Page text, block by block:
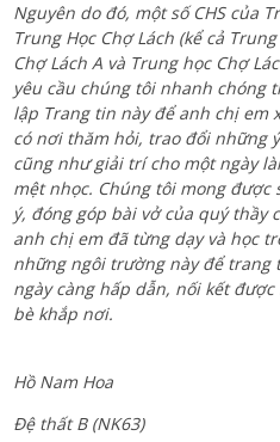
Nguyên do đó, một số CHS của
Trung Học Chợ Lách (kể cả
Chợ Lách A và Trung học Chợ
yêu cầu chúng tôi nhanh chóng
lập Trang tin này để anh chị em
có nơi thăm hỏi, trao đổi những
cũng như giải trí cho một ngày
mệt nhọc. Chúng tôi mong được
ý, đóng góp bài vở của quý thầy
anh chị em đã từng dạy và học
những ngôi trường này để trang
ngày càng hấp dẫn, nối kết được
bè khắp nơi.
Hồ Nam Hoa
Đệ thất B (NK63)